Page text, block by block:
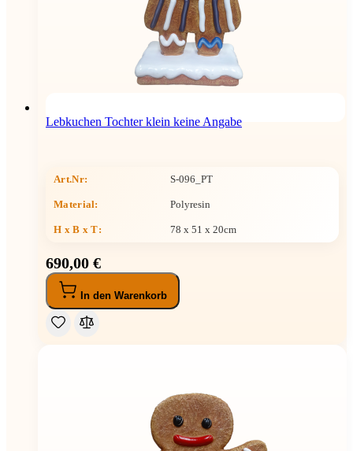
Lebkuchen Tochter klein keine Angabe
Art.Nr: S-096_PT
Material: Polyresin
H x B x T: 78 x 51 x 20cm
690,00 €
In den Warenkorb